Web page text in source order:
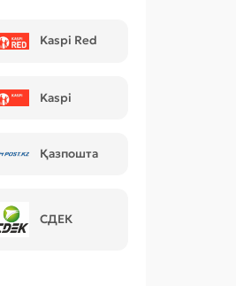
Kaspi Red
Kaspi
Қазпошта
СДЕК